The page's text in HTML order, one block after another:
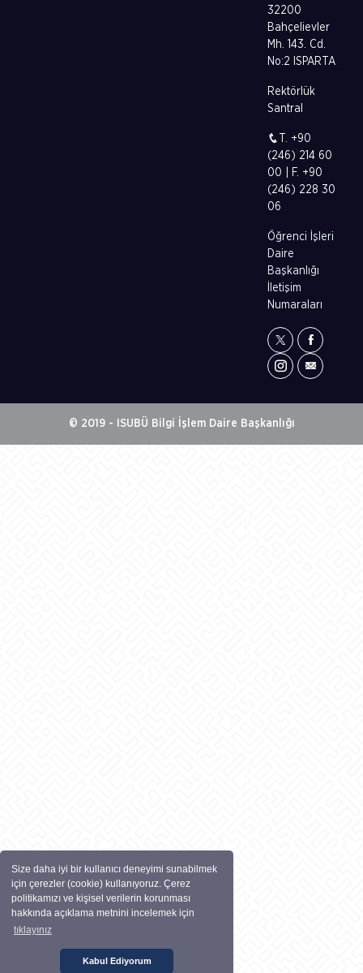
Size daha iyi bir kullanıcı deneyimi sunabilmek
için çerezler (cookie) kullanıyoruz. Çerez
politikamızı ve kişisel verilerin korunması
hakkında açıklama metnini incelemek için
tıklayınız
Kabul Ediyorum
32200
Bahçelievler
Mh. 143. Cd.
No:2 ISPARTA
Rektörlük
Santral
T. +90
(246) 214 60
00 | F. +90
(246) 228 30
06
Öğrenci İşleri
Daire
Başkanlığı
İletişim
Numaraları
© 2019 - ISUBÜ Bilgi İşlem Daire Başkanlığı